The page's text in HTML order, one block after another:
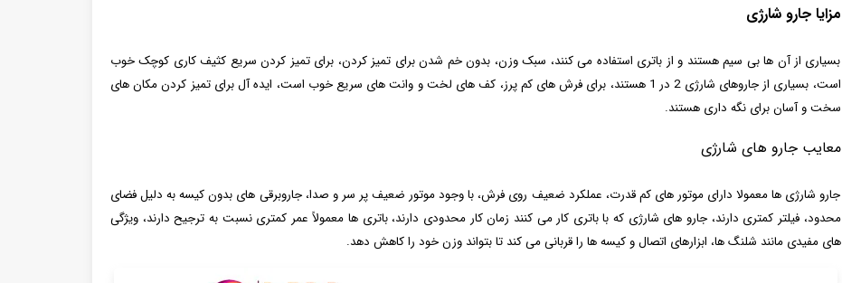
مزایا جارو شارژی
بسیاری از آن ها بی سیم هستند و از باتری استفاده می کنند، سبک وزن، بدون خم شدن برای تمیز کردن، برای تمیز کردن سریع کثیف کاری کوچک خوب
است، بسیاری از جاروهای شارژی 2 در 1 هستند، برای فرش های کم پرز، کف های لخت و وانت های سریع خوب است، ایده آل برای تمیز کردن مکان های
سخت و آسان برای نگه داری هستند.
معایب جارو های شارژی
جارو شارژی ها معمولا دارای موتور های کم قدرت، عملکرد ضعیف روی فرش، با وجود موتور ضعیف پر سر و صدا، جاروبرقی های بدون کیسه به دلیل فضای
محدود، فیلتر کمتری دارند، جارو های شارژی که با باتری کار می کنند زمان کار محدودی دارند، باتری ها معمولاً عمر کمتری نسبت به ترجیح دارند، ویژگی
های مفیدی مانند شلنگ ها، ابزارهای اتصال و کیسه ها را قربانی می کند تا بتواند وزن خود را کاهش دهد.